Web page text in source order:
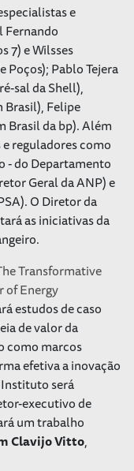
e
Fernando
7) e Wilsses
Poços); Pablo Tejera
sal da Shell),
Brasil), Felipe
Brasil da bp). Além
reguladores como
- do Departamento
Geral da ANP) e
O Diretor da
as iniciativas da
Transformative
of Energy
estudos de caso
de valor da
como marcos
efetiva a inovação
Instituto será
executivo de
um trabalho
Clavijo Vitto,